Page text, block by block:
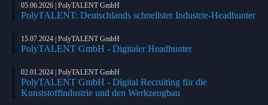
05.06.2026 | PolyTALENT GmbH
PolyTALENT: Deutschlands schnellster Industrie-Headhunter
15.07.2024 | PolyTALENT GmbH
PolyTALENT GmbH - Digitaler Headhunter
02.01.2024 | PolyTALENT GmbH
PolyTALENT GmbH - Digital Recruiting für die
Kunststoffindustrie und den Werkzeugbau